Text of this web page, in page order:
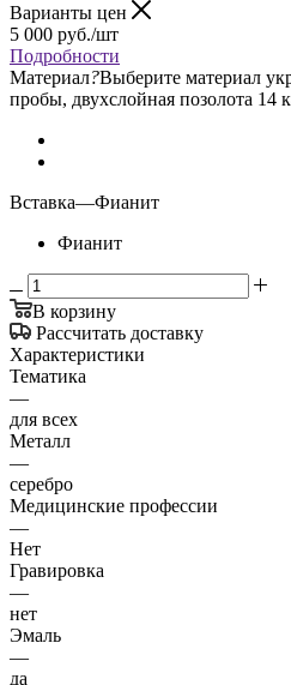
Варианты цен
5 000 руб./шт
Подробности
Материал?Выберите материал
пробы, двухслойная позолота 14
Вставка—Фианит
Фианит
В корзину
Рассчитать доставку
Характеристики
Тематика
—
для всех
Металл
—
серебро
Медицинские профессии
—
Нет
Гравировка
—
нет
Эмаль
—
да